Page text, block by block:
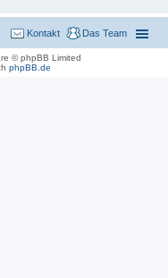
Das Team
Kontakt
© phpBB Limited
phpBB.de